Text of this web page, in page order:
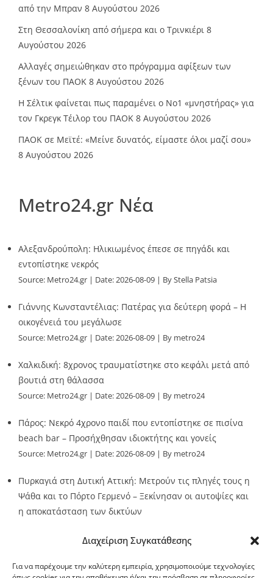
Διαχείριση Συγκατάθεσης
Για να παρέχουμε την καλύτερη εμπειρία, χρησιμοποιούμε τεχνολογίες
από την Μπραν 8 Αυγούστου 2026
Στη Θεσσαλονίκη από σήμερα και ο Τρινκιέρι 8
Αυγούστου 2026
Αλλαγές σημειώθηκαν στο πρόγραμμα αφίξεων των
ξένων του ΠΑΟΚ 8 Αυγούστου 2026
Η Σέλτικ φαίνεται πως παραμένει ο Νο1 «μνηστήρας» για
τον Γκρεγκ Τέιλορ του ΠΑΟΚ 8 Αυγούστου 2026
ΠΑΟΚ σε Μεϊτέ: «Μείνε δυνατός, είμαστε όλοι μαζί σου»
8 Αυγούστου 2026
Metro24.gr Νέα
Αλεξανδρούπολη: Ηλικιωμένος έπεσε σε πηγάδι και
εντοπίστηκε νεκρός
Source: Metro24.gr Date: 2026-08-09 By Stella Patsia
Γιάννης Κωνσταντέλιας: Πατέρας για δεύτερη φορά – Η
οικογένειά του μεγάλωσε
Source: Metro24.gr Date: 2026-08-09 By metro24
Χαλκιδική: 8χρονος τραυματίστηκε στο κεφάλι μετά από
βουτιά στη θάλασσα
Source: Metro24.gr Date: 2026-08-09 By metro24
Πάρος: Νεκρό 4χρονο παιδί που εντοπίστηκε σε πισίνα
beach bar – Προσήχθησαν ιδιοκτήτης και γονείς
Source: Metro24.gr Date: 2026-08-09 By metro24
Πυρκαγιά στη Δυτική Αττική: Μετρούν τις πληγές τους η
Ψάθα και το Πόρτο Γερμενό – Ξεκίνησαν οι αυτοψίες και
η αποκατάσταση των δικτύων